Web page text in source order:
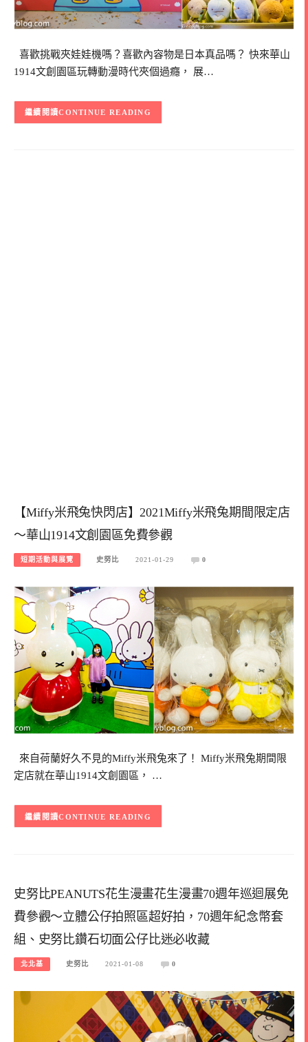
喜歡挑戰夾娃娃機嗎？喜歡內容物是日本真品嗎？ 快來華山
1914文創園區玩轉動漫時代夾個過癮， 展…
CONTINUE READING
【Miffy米飛兔快閃店】2021Miffy米飛兔期間限定店
～華山1914文創園區免費參觀
短期活動與展覽 史努比 2021-01-29 0
來自荷蘭好久不見的Miffy米飛兔來了！ Miffy米飛兔期間限
定店就在華山1914文創園區， …
CONTINUE READING
史努比PEANUTS花生漫畫花生漫畫70週年巡迴展免
費參觀～立體公仔拍照區超好拍，70週年紀念幣套
組、史努比鑽石切面公仔比迷必收藏
北北基 史努比 2021-01-08 0